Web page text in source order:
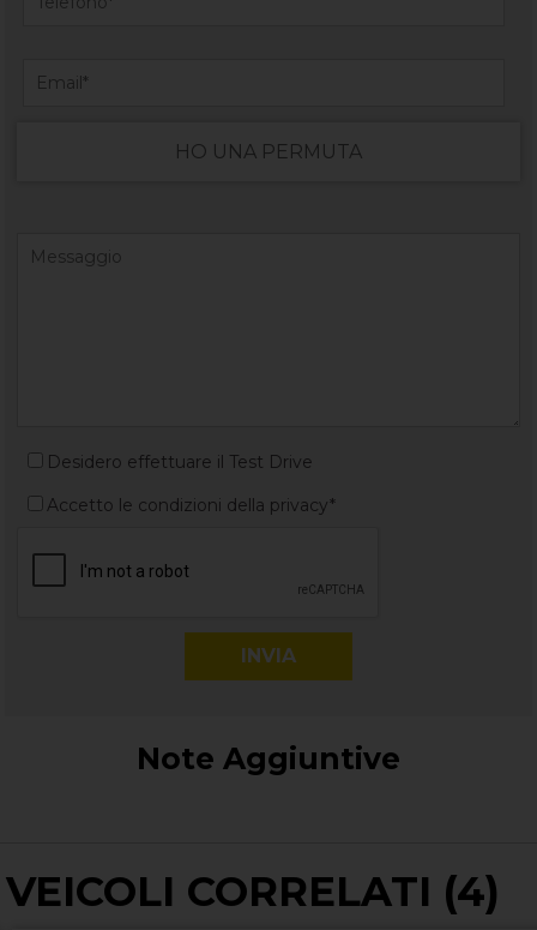
HO UNA PERMUTA
Desidero effettuare il Test Drive
Accetto le condizioni della privacy*
Note Aggiuntive
VEICOLI CORRELATI (4)